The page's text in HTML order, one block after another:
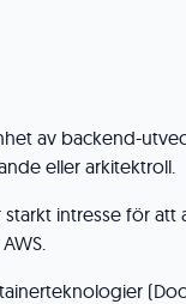
av backend-
eller arkitektroll.
starkt intresse för